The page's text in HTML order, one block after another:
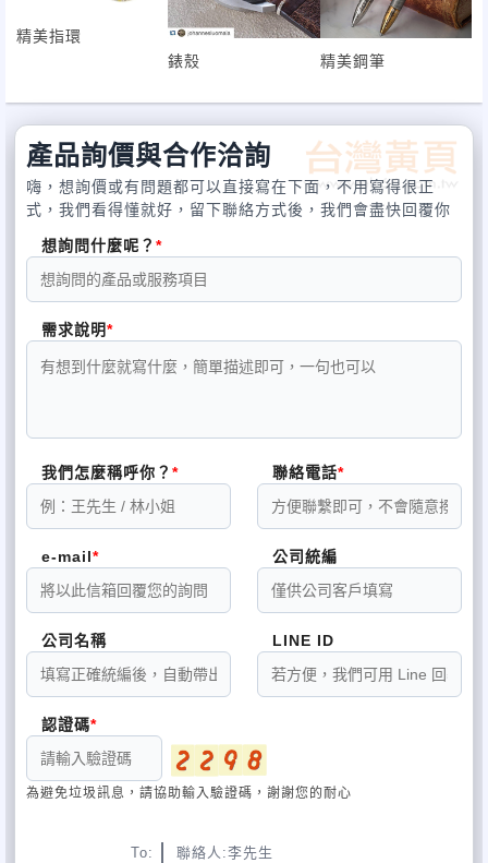
精美指環
錶殼
精美鋼筆
產品詢價與合作洽詢
嗨，想詢價或有問題都可以直接寫在下面，不用寫得很正
式，我們看得懂就好，留下聯絡方式後，我們會盡快回覆你
想詢問什麼呢？
需求說明
我們怎麼稱呼你？ 聯絡電話
e-mail 公司統編
公司名稱 LINE ID
認證碼
為避免垃圾訊息，請協助輸入驗證碼，謝謝您的耐心
To:
聯絡人:李先生